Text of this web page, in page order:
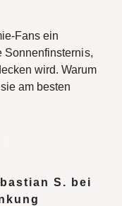
Fans ein
Sonnenfinsternis,
wird. Warum
am besten
S. bei